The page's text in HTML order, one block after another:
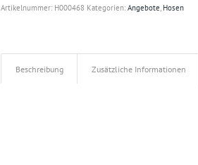
Artikelnummer: H000468 Kategorien:Angebote, Hosen
Beschreibung Zusätzliche Informationen